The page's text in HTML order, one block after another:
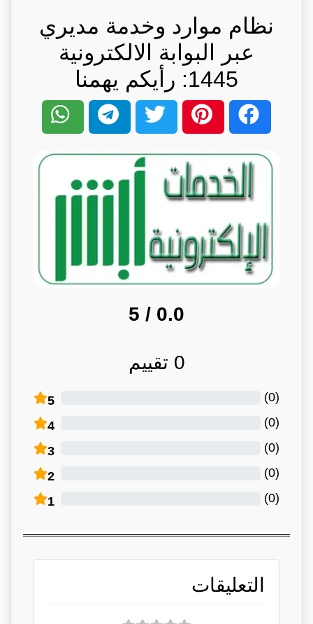
نظام موارد وخدمة مديري
عبر البوابة الالكترونية
1445: رأيكم يهمنا
0.0
/ 5
0 تقييم
5 (
0
)
4 (
0
)
3 (
0
)
2 (
0
)
1 (
0
)
التعليقات